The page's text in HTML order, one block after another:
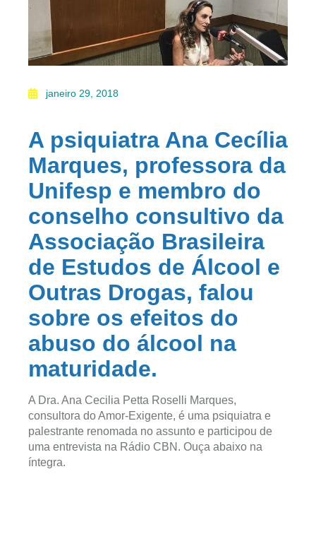
janeiro 29, 2018
A psiquiatra Ana Cecília
Marques, professora da
Unifesp e membro do
conselho consultivo da
Associação Brasileira
de Estudos de Álcool e
Outras Drogas, falou
sobre os efeitos do
abuso do álcool na
maturidade.
A Dra. Ana Cecilia Petta Roselli Marques,
consultora do Amor-Exigente, é uma psiquiatra e
palestrante renomada no assunto e participou de
uma entrevista na Rádio CBN. Ouça abaixo na
íntegra.